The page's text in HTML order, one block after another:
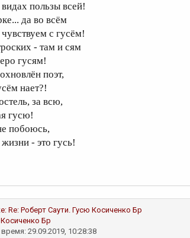
пользы всей!
да во всём
с гусём!
- там и сям
гусям!
поэт,
нает?!
за всю,
гусю!
побоюсь,
- это гусь!
Re: Роберт Саути. Гусю Косиченко Бр
Косиченко Бр
29.09.2019, 10:28:38